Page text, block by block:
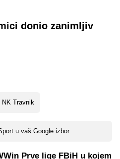
donio zanimljiv
NK Travnik
u vaš Google izbor
Prve lige FBiH u kojem